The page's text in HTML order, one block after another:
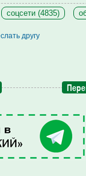
соцсети (4835)
другу